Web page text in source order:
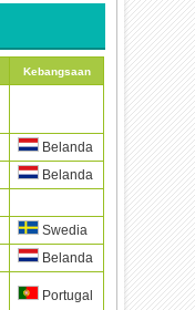
Kebangsaan
Belanda
Belanda
Swedia
Belanda
Portugal